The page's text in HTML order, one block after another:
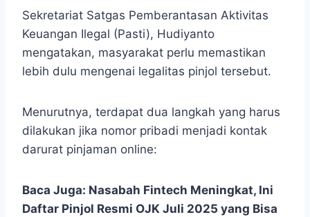
Sekretariat Satgas Pemberantasan Aktivitas
Keuangan Ilegal (Pasti), Hudiyanto
mengatakan, masyarakat perlu memastikan
lebih dulu mengenai legalitas pinjol tersebut.
Menurutnya, terdapat dua langkah yang harus
dilakukan jika nomor pribadi menjadi kontak
darurat pinjaman online:
Baca Juga: Nasabah Fintech Meningkat, Ini
Daftar Pinjol Resmi OJK Juli 2025 yang Bisa